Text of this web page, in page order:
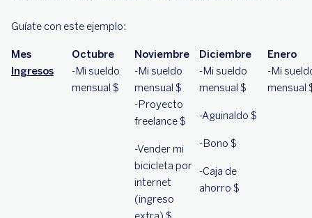
Guíate con este ejemplo:
Mes Octubre Noviembre Diciembre
Enero
Ingresos
-Mi sueldo
mensual $
-Mi sueldo
mensual $
-Proyecto
freelance $
-Vender mi
bicicleta por
internet
(ingreso
-Mi sueldo
mensual $
-Aguinaldo $
-Bono $
-Caja de
ahorro $
-Mi
mensual